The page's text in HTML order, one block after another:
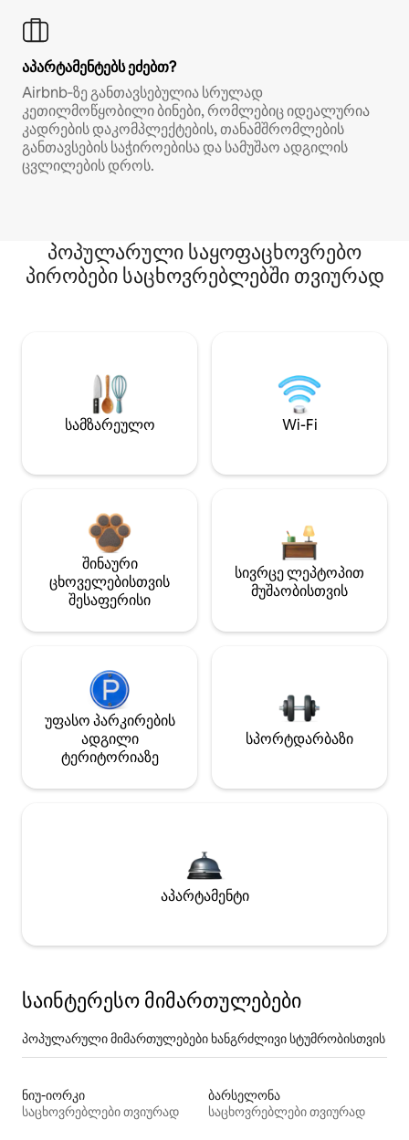
აპარტამენტებს ეძებთ?
Airbnb‑ზე განთავსებულია სრულად
კეთილმოწყობილი ბინები, რომლებიც იდეალურია
კადრების დაკომპლექტების, თანამშრომლების
განთავსების საჭიროებისა და სამუშაო ადგილის
ცვლილების დროს.
პოპულარული საყოფაცხოვრებო
პირობები საცხოვრებლებში თვიურად
სამზარეულო Wi-Fi
შინაური
ცხოველებისთვის
შესაფერისი
სივრცე ლეპტოპით
მუშაობისთვის
უფასო პარკირების
ადგილი
ტერიტორიაზე
სპორტდარბაზი
აპარტამენტი
საინტერესო მიმართულებები
პოპულარული მიმართულებები ხანგრძლივი სტუმრობისთვის
ნიუ-იორკი
საცხოვრებლები თვიურად
ბარსელონა
საცხოვრებლები თვიურად